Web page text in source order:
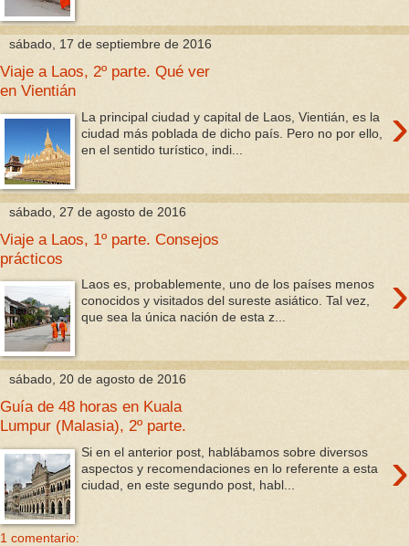
sábado, 17 de septiembre de 2016
Viaje a Laos, 2º parte. Qué ver
en Vientián
›
La principal ciudad y capital de Laos, Vientián, es la
ciudad más poblada de dicho país. Pero no por ello,
en el sentido turístico, indi...
sábado, 27 de agosto de 2016
Viaje a Laos, 1º parte. Consejos
prácticos
›
Laos es, probablemente, uno de los países menos
conocidos y visitados del sureste asiático. Tal vez,
que sea la única nación de esta z...
sábado, 20 de agosto de 2016
Guía de 48 horas en Kuala
Lumpur (Malasia), 2º parte.
›
Si en el anterior post, hablábamos sobre diversos
aspectos y recomendaciones en lo referente a esta
ciudad, en este segundo post, habl...
1 comentario: